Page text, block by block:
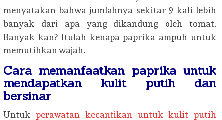
menyatakan bahwa jumlahnya sekitar 9 kali lebih
banyak dari apa yang dikandung oleh tomat.
Banyak kan? Itulah kenapa paprika ampuh untuk
memutihkan wajah.
Cara memanfaatkan paprika untuk
mendapatkan kulit putih dan
bersinar
Untuk perawatan kecantikan untuk kulit putih